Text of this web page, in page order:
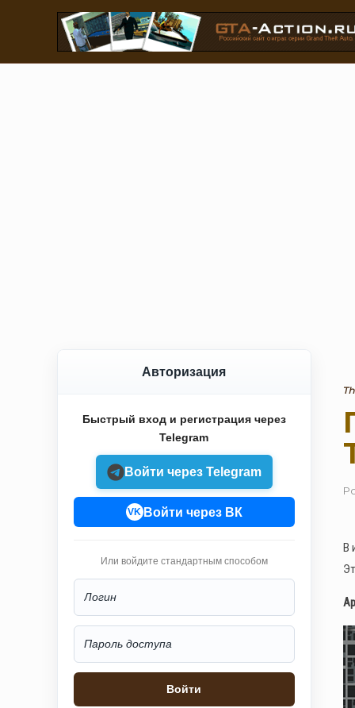
В
Авторизация
Быстрый вход и регистрация через
Telegram
Войти через Telegram
VK Войти через ВК
Или войдите стандартным способом